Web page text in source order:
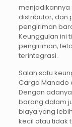
menjadikannya
distributor, dan
pengiriman
Keunggulan ini
pengiriman,
terintegrasi.
Salah satu
Cargo Manado
Dengan
barang dalam
biaya yang
kecil atau tidak